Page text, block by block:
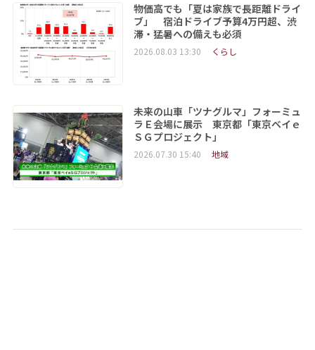
物価高でも「夏は家族で長距離ドライ
ブ」 宿泊ドライブ予算4万円超、渋
滞・猛暑への備えも必須
2026.08.03 13:30 くらし
未来の山車「ツナグルマ」フォーミュ
ラＥ会場に展示 東京都「東京ベイｅ
ＳＧプロジェクト」
2026.07.30 15:40 地域